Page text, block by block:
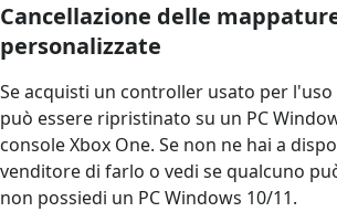
Cancellazione delle
personalizzate
Se acquisti un controller usato per
può essere ripristinato su un PC
console Xbox One. Se non ne hai a
venditore di farlo o vedi se qualcuno
non possiedi un PC Windows 10/11.